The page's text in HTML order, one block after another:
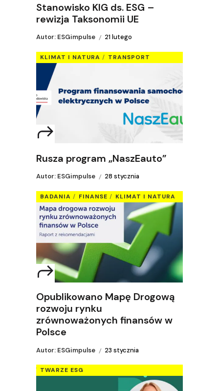
Stanowisko KIG ds. ESG –
rewizja Taksonomii UE
Autor: ESGimpulse 21 lutego
KLIMAT I NATURA TRANSPORT
Rusza program „NaszEauto”
Autor: ESGimpulse 28 stycznia
BADANIA FINANSE KLIMAT I NATURA
Opublikowano Mapę Drogową
rozwoju rynku
zrównoważonych finansów w
Polsce
Autor: ESGimpulse 23 stycznia
TWARZE ESG